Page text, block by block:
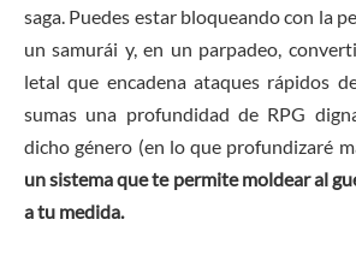
saga. Puedes estar bloqueando con la
un samurái y, en un parpadeo,
letal que encadena ataques rápidos
sumas una profundidad de RPG
dicho género (en lo que profundizaré
un sistema que te permite moldear al
a tu medida.